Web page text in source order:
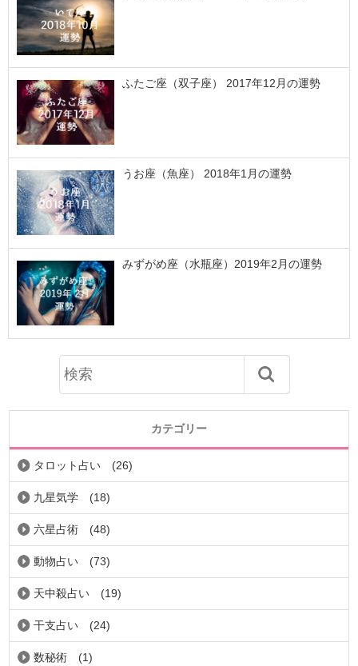
ふたご座（双子座） 2017年12月の運勢
うお座（魚座） 2018年1月の運勢
みずがめ座（水瓶座）2019年2月の運勢
カテゴリー
タロット占い (26)
九星気学 (18)
六星占術 (48)
動物占い (73)
天中殺占い (19)
干支占い (24)
数秘術 (1)